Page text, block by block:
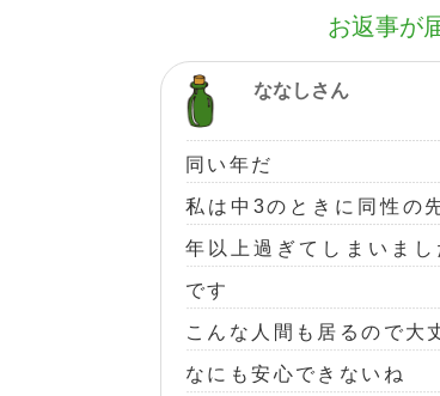
お返事が
ななしさん
同い年だ
私は中3のときに同性の
年以上過ぎてしまいま
です
こんな人間も居るので大
なにも安心できないね